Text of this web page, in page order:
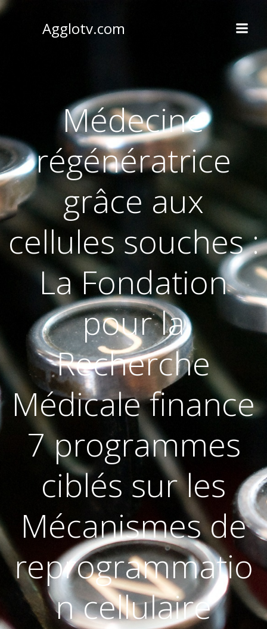
Agglotv.com
Médecine
régénératrice
grâce aux
cellules souches :
La Fondation
pour la
Recherche
Médicale finance
7 programmes
ciblés sur les
Mécanismes de
reprogrammatio
n cellulaire